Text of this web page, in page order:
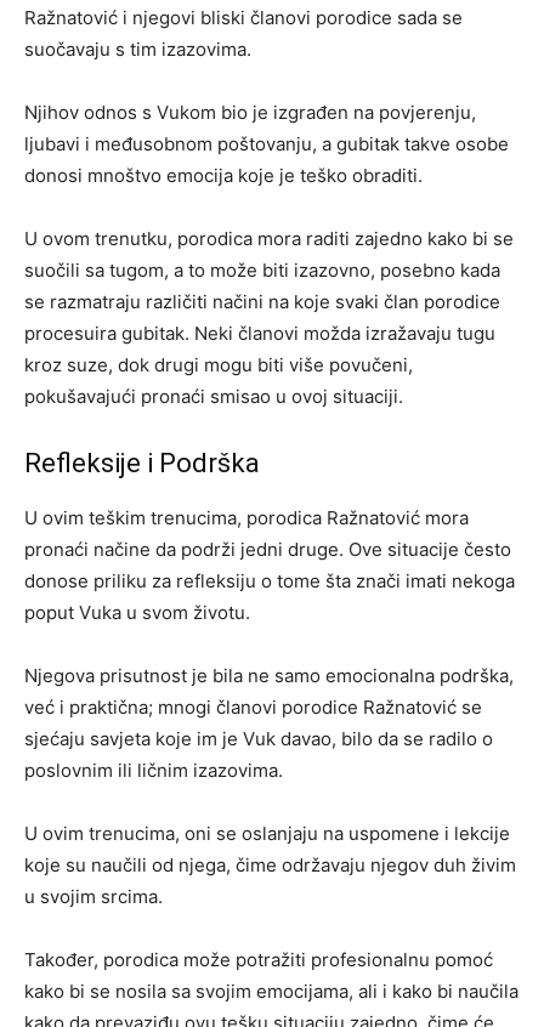
Ražnatović i njegovi bliski članovi porodice sada se
suočavaju s tim izazovima.
Njihov odnos s Vukom bio je izgrađen na povjerenju,
ljubavi i međusobnom poštovanju, a gubitak takve osobe
donosi mnoštvo emocija koje je teško obraditi.
U ovom trenutku, porodica mora raditi zajedno kako bi se
suočili sa tugom, a to može biti izazovno, posebno kada
se razmatraju različiti načini na koje svaki član porodice
procesuira gubitak. Neki članovi možda izražavaju tugu
kroz suze, dok drugi mogu biti više povučeni,
pokušavajući pronaći smisao u ovoj situaciji.
Refleksije i Podrška
U ovim teškim trenucima, porodica Ražnatović mora
pronaći načine da podrži jedni druge. Ove situacije često
donose priliku za refleksiju o tome šta znači imati nekoga
poput Vuka u svom životu.
Njegova prisutnost je bila ne samo emocionalna podrška,
već i praktična; mnogi članovi porodice Ražnatović se
sjećaju savjeta koje im je Vuk davao, bilo da se radilo o
poslovnim ili ličnim izazovima.
U ovim trenucima, oni se oslanjaju na uspomene i lekcije
koje su naučili od njega, čime održavaju njegov duh živim
u svojim srcima.
Također, porodica može potražiti profesionalnu pomoć
kako bi se nosila sa svojim emocijama, ali i kako bi naučila